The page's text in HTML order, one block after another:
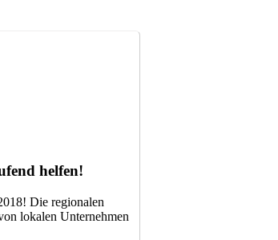
helfen!
Die regionalen
lokalen Unternehmen